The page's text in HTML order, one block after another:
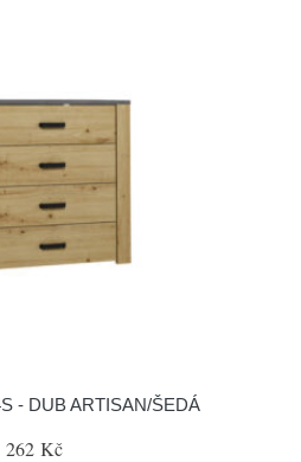
- DUB ARTISAN/ŠEDÁ
262 Kč